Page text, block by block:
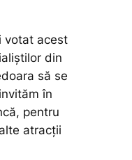
votat acest
din
să se
în
pentru
atracții